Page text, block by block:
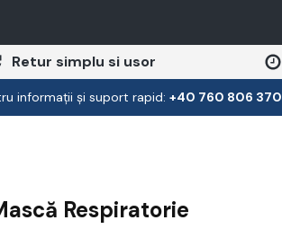
Retur simplu si usor
informații și suport rapid: ‪+40 760 806 370
Respiratorie